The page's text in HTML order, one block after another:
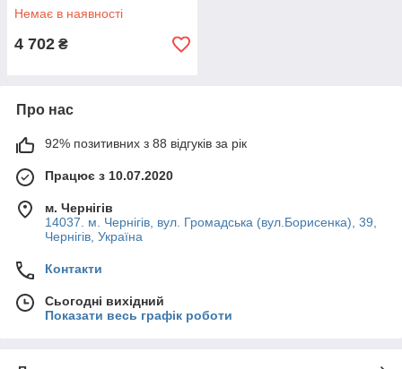
Немає в наявності
4 702 ₴
Про нас
92% позитивних з 88 відгуків за рік
Працює з 10.07.2020
м. Чернігів
14037. м. Чернігів, вул. Громадська (вул.Борисенка), 39,
Чернігів, Україна
Контакти
Сьогодні вихідний
Показати весь графік роботи